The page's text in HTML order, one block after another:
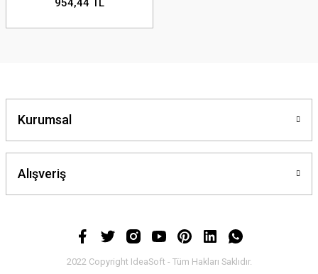
954,44 TL
Kurumsal
Alışveriş
2022 Copyright IdeaSoft - Tüm Hakları Saklıdır.